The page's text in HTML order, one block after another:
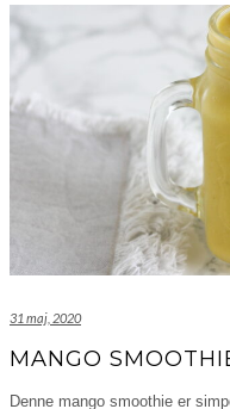
31 maj, 2020
MANGO
Denne mango smoothie er